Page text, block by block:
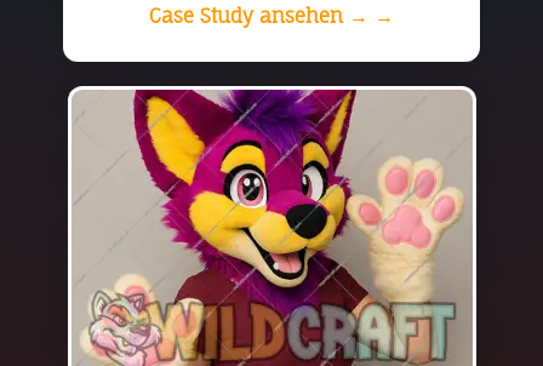
Case Study ansehen → →